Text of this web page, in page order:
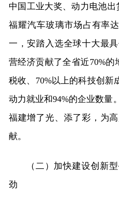
中国工业大奖、动力电池出
福耀汽车玻璃市场占有率
一，安踏入选全球十大最
营经济贡献了全省近70%的
税收、70%以上的科技创新
动力就业和94%的企业数量
福建增了光、添了彩，为
献。
（二）加快建设创新
劲